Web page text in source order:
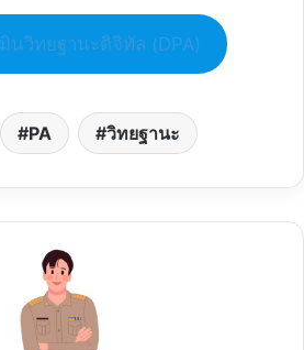
นวิทยฐานะดิจิทัล (DPA)
PA วิทยฐานะ